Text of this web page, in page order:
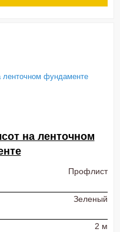
на ленточном
Профлист
Зеленый
2 м